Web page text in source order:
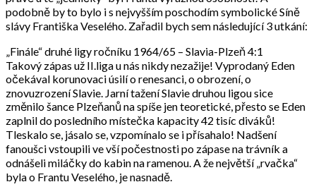
podobně by to bylo i s nejvyšším poschodím symbolické Síně
slávy Františka Veselého. Zařadil bych sem následující 3 utkání:
„Finále“ druhé ligy ročníku 1964/65 – Slavia-Plzeň 4:1
Takový zápas už II.liga u nás nikdy nezažije! Vyprodaný Eden
očekával korunovaci úsilí o renesanci, o obrození, o
znovuzrození Slavie. Jarní tažení Slavie druhou ligou sice
změnilo šance Plzeňanů na spíše jen teoretické, přesto se Eden
zaplnil do posledního místečka kapacity 42 tisíc diváků!
Tleskalo se, jásalo se, vzpomínalo se i přísahalo! Nadšení
fanoušci vstoupili ve vší počestnosti po zápase na trávník a
odnášeli miláčky do kabin na ramenou. A že největší „rvačka“
byla o Frantu Veselého, je nasnadě.